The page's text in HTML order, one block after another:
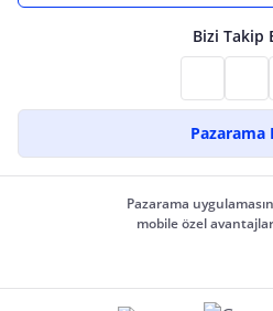
Bizi Takip
Pazarama
Pazarama
mobile özel